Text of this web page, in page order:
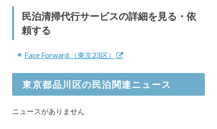
民泊清掃代行サービスの詳細を見る・依
頼する
Face Forward.（東京23区）
東京都品川区の民泊関連ニュース
ニュースがありません